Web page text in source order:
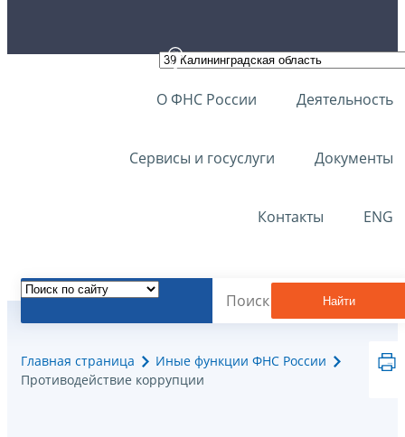
О ФНС России Деятельность
Сервисы и госуслуги Документы
Контакты ENG
Найти
Главная страница
Иные функции ФНС России
Противодействие коррупции